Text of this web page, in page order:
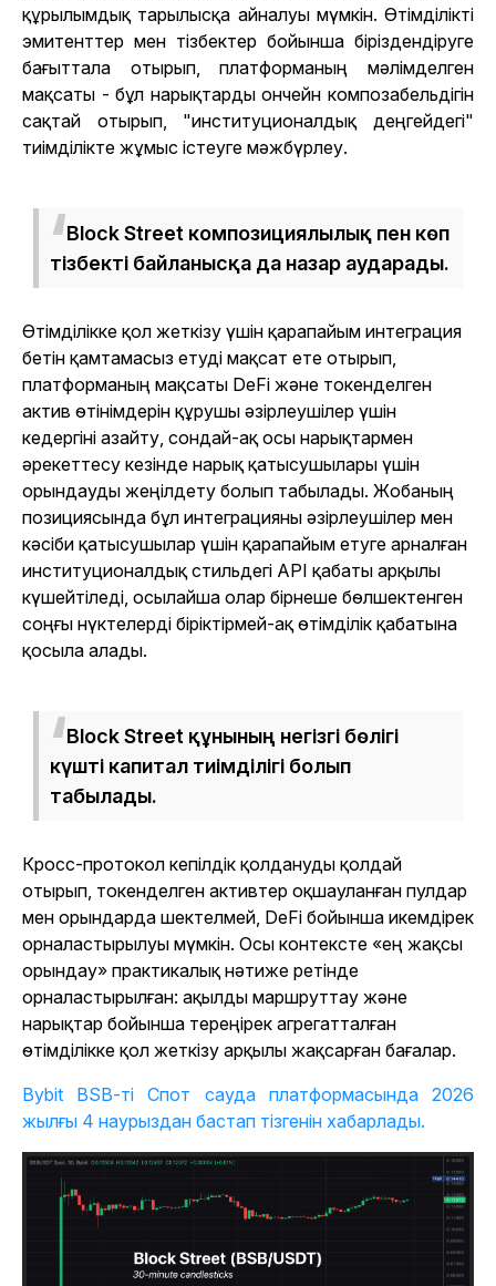
құрылымдық тарылысқа айналуы мүмкін. Өтімділікті
эмитенттер мен тізбектер бойынша біріздендіруге
бағыттала отырып, платформаның мәлімделген
мақсаты - бұл нарықтарды ончейн композабельдігін
сақтай отырып, "институционалдық деңгейдегі"
тиімділікте жұмыс істеуге мәжбүрлеу.
Block Street композициялылық пен көп
тізбекті байланысқа да назар аударады.
Өтімділікке қол жеткізу үшін қарапайым интеграция
бетін қамтамасыз етуді мақсат ете отырып,
платформаның мақсаты DeFi және токенделген
актив өтінімдерін құрушы әзірлеушілер үшін
кедергіні азайту, сондай-ақ осы нарықтармен
әрекеттесу кезінде нарық қатысушылары үшін
орындауды жеңілдету болып табылады. Жобаның
позициясында бұл интеграцияны әзірлеушілер мен
кәсіби қатысушылар үшін қарапайым етуге арналған
институционалдық стильдегі API қабаты арқылы
күшейтіледі, осылайша олар бірнеше бөлшектенген
соңғы нүктелерді біріктірмей-ақ өтімділік қабатына
қосыла алады.
Block Street құнының негізгі бөлігі
күшті капитал тиімділігі болып
табылады.
Кросс-протокол кепілдік қолдануды қолдай
отырып, токенделген активтер оқшауланған пулдар
мен орындарда шектелмей, DeFi бойынша икемдірек
орналастырылуы мүмкін. Осы контексте «ең жақсы
орындау» практикалық нәтиже ретінде
орналастырылған: ақылды маршруттау және
нарықтар бойынша тереңірек агрегатталған
өтімділікке қол жеткізу арқылы жақсарған бағалар.
Bybit BSB-ті Спот сауда платформасында 2026
жылғы 4 наурыздан бастап тізгенін хабарлады.